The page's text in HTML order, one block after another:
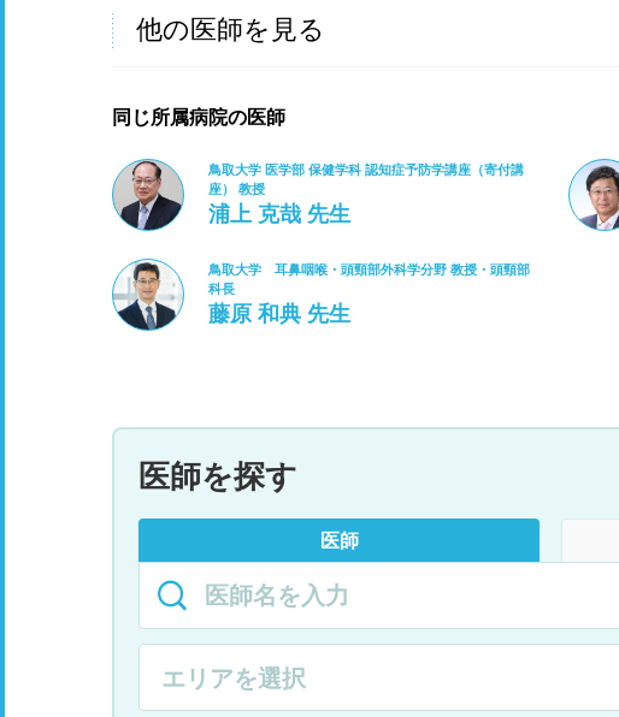
他の医師を見る
同じ所属病院の医師
鳥取大学 医学部 保健学科 認知症予防学講座（寄付講
座） 教授
浦上 克哉 先生
鳥取大学 耳鼻咽喉・頭頸部外科学分野 教授・頭頸部
科長
藤原 和典 先生
医師を探す
医師